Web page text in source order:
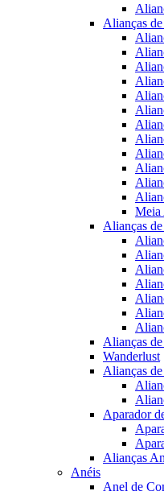
Alianças
Meia
Alianças de
Alianças
Wanderlust
Alianças
Aparador
Alianças
Anéis
Anel de